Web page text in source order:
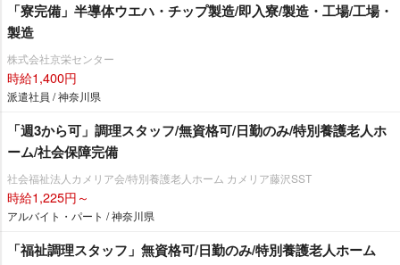
「寮完備」半導体ウエハ・チップ製造/即入寮/製造・工場/工場・
製造
株式会社京栄センター
時給1,400円
派遣社員 / 神奈川県
「週3から可」調理スタッフ/無資格可/日勤のみ/特別養護老人ホ
ーム/社会保障完備
社会福祉法人カメリア会/特別養護老人ホーム カメリア藤沢SST
時給1,225円～
アルバイト・パート / 神奈川県
「福祉調理スタッフ」無資格可/日勤のみ/特別養護老人ホーム